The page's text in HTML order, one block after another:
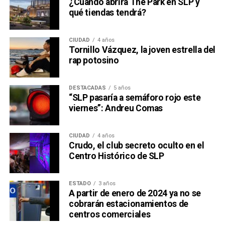
¿Cuándo abrirá The Park en SLP y
qué tiendas tendrá?
CIUDAD 4 años
Tornillo Vázquez, la joven estrella del
rap potosino
DESTACADAS 5 años
“SLP pasaría a semáforo rojo este
viernes”: Andreu Comas
CIUDAD 4 años
Crudo, el club secreto oculto en el
Centro Histórico de SLP
ESTADO 3 años
A partir de enero de 2024 ya no se
cobrarán estacionamientos de
centros comerciales